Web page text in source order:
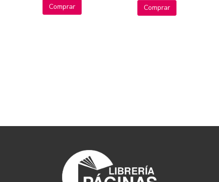
Comprar Comprar